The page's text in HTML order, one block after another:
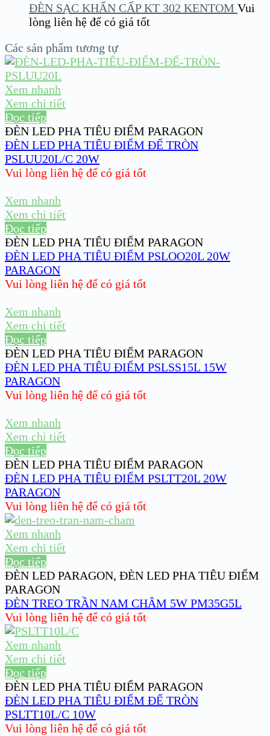
ĐÈN SẠC KHẨN CẤP KT 302 KENTOM Vui
lòng liên hệ để có giá tốt
Các sản phẩm tương tự
Xem nhanh
Xem chi tiết
Đọc tiếp
ĐÈN LED PHA TIÊU ĐIỂM PARAGON
ĐÈN LED PHA TIÊU ĐIỂM ĐẾ TRÒN
PSLUU20L/C 20W
Vui lòng liên hệ để có giá tốt
Xem nhanh
Xem chi tiết
Đọc tiếp
ĐÈN LED PHA TIÊU ĐIỂM PARAGON
ĐÈN LED PHA TIÊU ĐIỂM PSLOO20L 20W
PARAGON
Vui lòng liên hệ để có giá tốt
Xem nhanh
Xem chi tiết
Đọc tiếp
ĐÈN LED PHA TIÊU ĐIỂM PARAGON
ĐÈN LED PHA TIÊU ĐIỂM PSLSS15L 15W
PARAGON
Vui lòng liên hệ để có giá tốt
Xem nhanh
Xem chi tiết
Đọc tiếp
ĐÈN LED PHA TIÊU ĐIỂM PARAGON
ĐÈN LED PHA TIÊU ĐIỂM PSLTT20L 20W
PARAGON
Vui lòng liên hệ để có giá tốt
Xem nhanh
Xem chi tiết
Đọc tiếp
ĐÈN LED PARAGON, ĐÈN LED PHA TIÊU ĐIỂM
PARAGON
ĐÈN TREO TRẦN NAM CHÂM 5W PM35G5L
Vui lòng liên hệ để có giá tốt
Xem nhanh
Xem chi tiết
Đọc tiếp
ĐÈN LED PHA TIÊU ĐIỂM PARAGON
ĐÈN LED PHA TIÊU ĐIỂM ĐẾ TRÒN
PSLTT10L/C 10W
Vui lòng liên hệ để có giá tốt